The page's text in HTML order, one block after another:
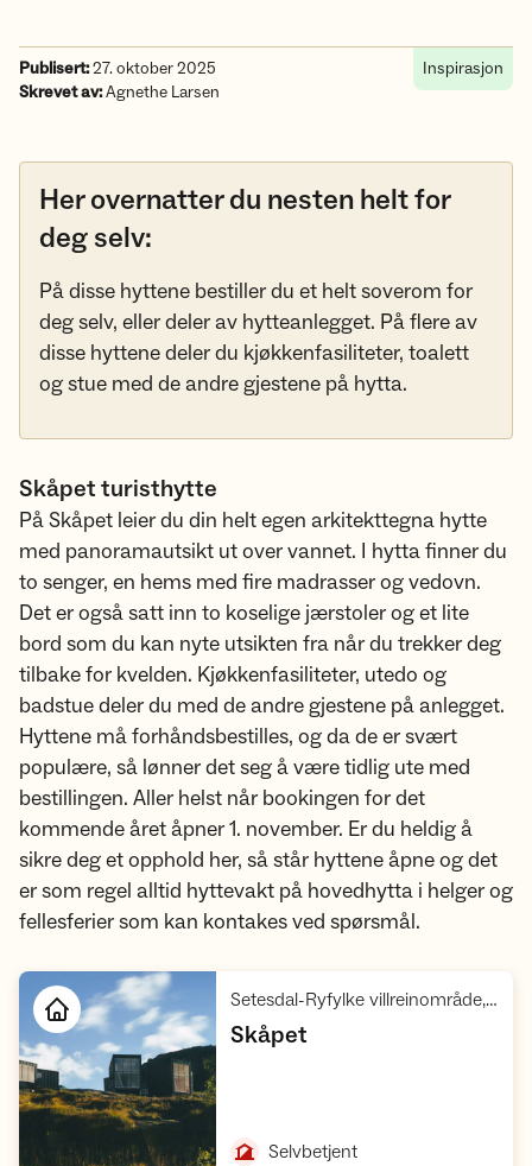
Publisert:27. oktober 2025
Skrevet av:Agnethe Larsen
Inspirasjon
Her overnatter du nesten helt for
deg selv:
På disse hyttene bestiller du et helt soverom for
deg selv, eller deler av hytteanlegget. På flere av
disse hyttene deler du kjøkkenfasiliteter, toalett
og stue med de andre gjestene på hytta.
Skåpet turisthytte
På Skåpet leier du din helt egen arkitekttegna hytte
med panoramautsikt ut over vannet. I hytta finner du
to senger, en hems med fire madrasser og vedovn.
Det er også satt inn to koselige jærstoler og et lite
bord som du kan nyte utsikten fra når du trekker deg
tilbake for kvelden. Kjøkkenfasiliteter, utedo og
badstue deler du med de andre gjestene på anlegget.
Hyttene må forhåndsbestilles, og da de er svært
populære, så lønner det seg å være tidlig ute med
bestillingen. Aller helst når bookingen for det
kommende året åpner 1. november. Er du heldig å
sikre deg et opphold her, så står hyttene åpne og det
er som regel alltid hyttevakt på hovedhytta i helger og
fellesferier som kan kontakes ved spørsmål.
Setesdal-Ryfylke villreinområde, Ryfylke
Skåpet
Selvbetjent,